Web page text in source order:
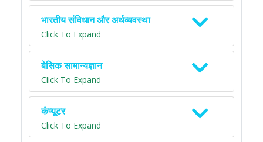
भारतीय संविधान और अर्थव्यवस्था
Click To Expand
बेसिक सामान्यज्ञान
Click To Expand
कंप्यूटर
Click To Expand